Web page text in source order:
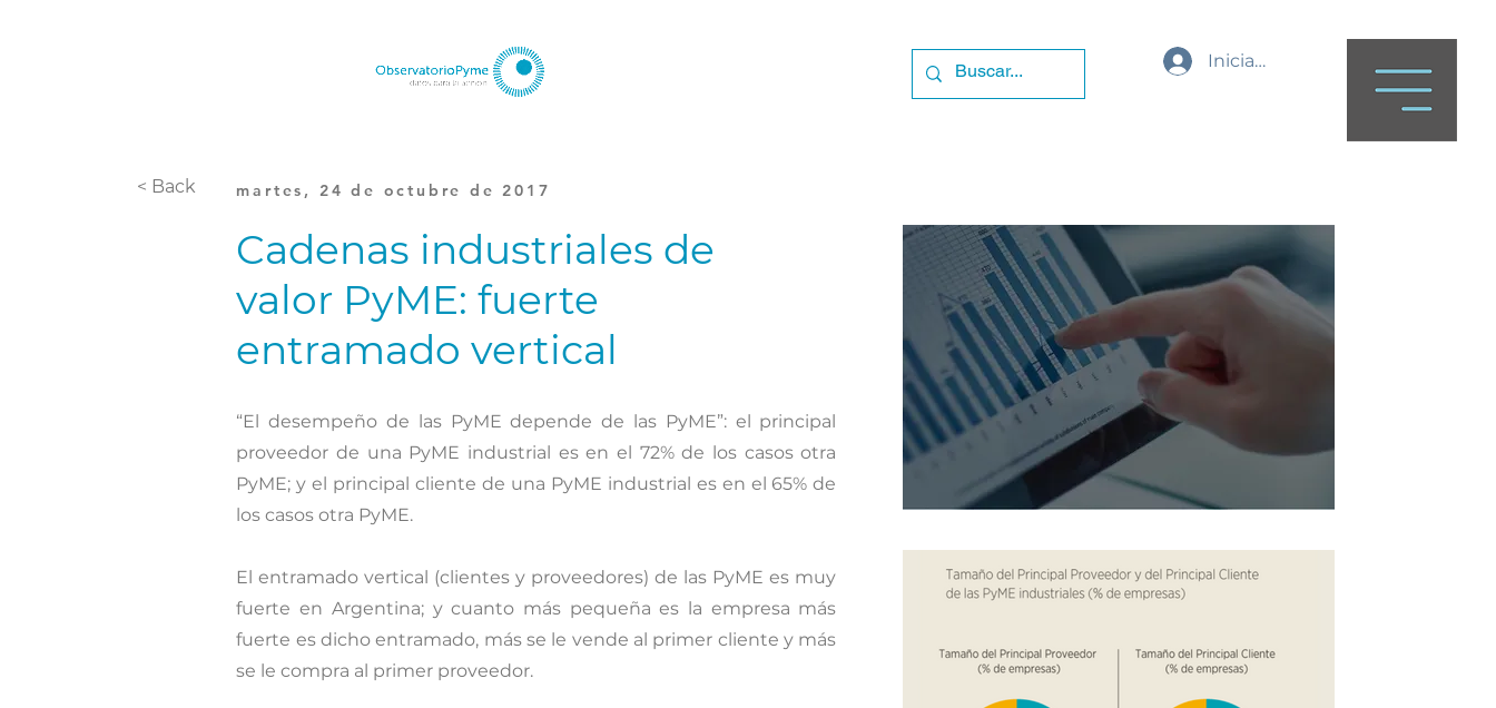
Iniciar sesión
< Back martes, 24 de octubre de 2017
Cadenas industriales de
valor PyME: fuerte
entramado vertical
“El desempeño de las PyME depende de las PyME”: el principal
proveedor de una PyME industrial es en el 72% de los casos otra
PyME; y el principal cliente de una PyME industrial es en el 65% de
los casos otra PyME.
El entramado vertical (clientes y proveedores) de las PyME es muy
fuerte en Argentina; y cuanto más pequeña es la empresa más
fuerte es dicho entramado, más se le vende al primer cliente y más
se le compra al primer proveedor.